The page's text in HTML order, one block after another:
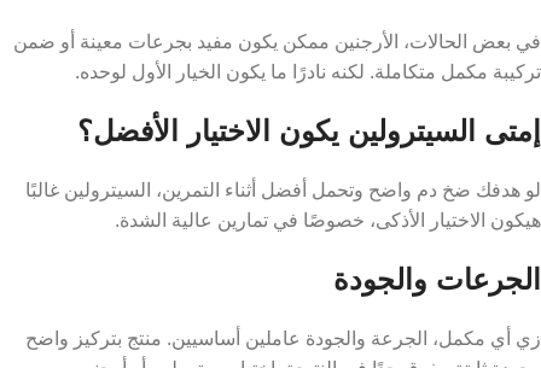
في بعض الحالات، الأرجنين ممكن يكون مفيد بجرعات معينة أو ضمن
تركيبة مكمل متكاملة. لكنه نادرًا ما يكون الخيار الأول لوحده.
إمتى السيترولين يكون الاختيار الأفضل؟
لو هدفك ضخ دم واضح وتحمل أفضل أثناء التمرين، السيترولين غالبًا
هيكون الاختيار الأذكى، خصوصًا في تمارين عالية الشدة.
الجرعات والجودة
زي أي مكمل، الجرعة والجودة عاملين أساسيين. منتج بتركيز واضح